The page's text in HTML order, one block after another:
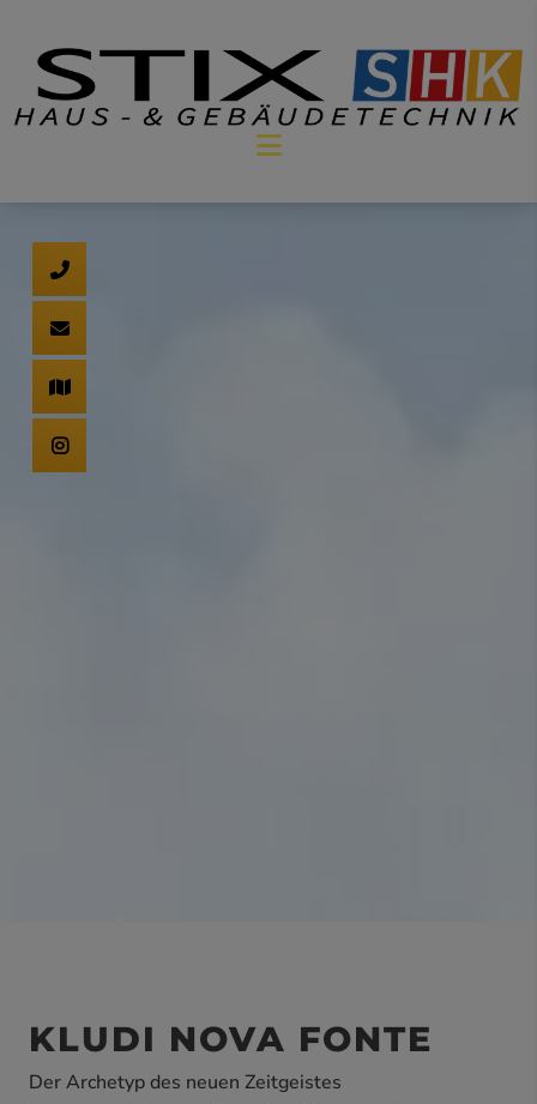
KLUDI NOVA FONTE
Der Archetyp des neuen Zeitgeistes